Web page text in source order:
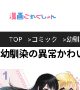
TOP コミック 幼
幼馴染の異常かわ